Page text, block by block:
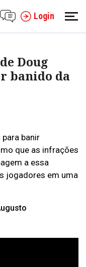
Login
Doug
banido da
banir
que as infrações
a essa
jogadores em uma